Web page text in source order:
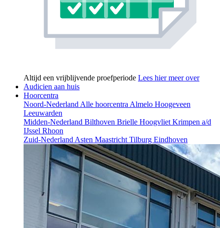
Altijd een vrijblijvende proefperiode Lees hier meer over
Audicien aan huis
Hoorcentra
Noord-NederlandAlle hoorcentraAlmelo Hoogeveen
Leeuwarden
Midden-Nederland Bilthoven Brielle HoogvlietKrimpen a/d
IJssel Rhoon
Zuid-NederlandAsten MaastrichtTilburg Eindhoven